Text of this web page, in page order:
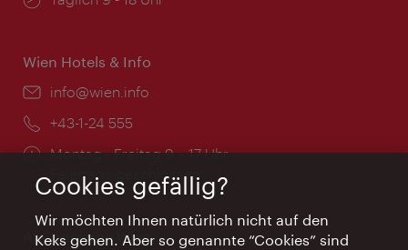
Wien Hotels & Info
Email:
info@wien.info
Telefon:
+43-1-24 555
Öffnungszeiten:
Montag - Freitag 9 – 17 Uhr
Feiertags geschlossen
AI Concierge Wien
Cookies gefällig?
Wir möchten Ihnen natürlich nicht auf den
Keks gehen. Aber so genannte “Cookies” sind